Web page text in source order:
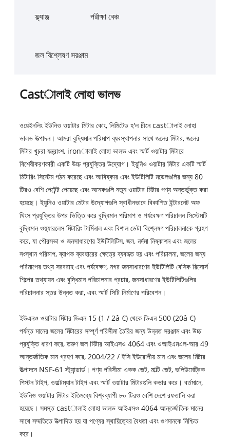
ফ্ল্যাঞ্জ পরীক্ষা বেঞ্চ
জল বিশ্লেষণ সরঞ্জাম
Castালাই লোহা ভালভ
ওয়েইনলিং ইউনিও ওয়াটার মিটার কোং, লিমিটেড হ'ল চীনে castালাই লোহা
ভালভ উত্পাদন। আমরা বুদ্ধিমান পরিমাপ ব্যবস্থাপনার সাথে জলের মিটার, জলের
মিটার খুচরা যন্ত্রাংশ, ironালাই লোহা ভালভ এবং স্মার্ট ওয়াটার মিটারে
বিশেষীকরণকারী একটি উচ্চ প্রযুক্তির উদ্যোগ। ইয়ুনিও ওয়াটার মিটার একটি স্মার্ট
মিটারিং সিস্টেম গঠন করেছে এবং আবিষ্কার এবং ইউটিলিটি মডেলগুলির জন্য 80
টিরও বেশি পেটেন্ট পেয়েছে এবং অনেকগুলি নতুন ওয়াটার মিটার পণ্য অন্তর্ভুক্ত করা
হয়েছে। ইয়ুনিও ওয়াটার মেটার উদ্যোগগুলি স্বাধীনভাবে বিকাশিত ইন্টারনেট অফ
থিংস প্রযুক্তির উপর ভিত্তি করে বুদ্ধিমান পরিমাপ ও পর্যবেক্ষণ পরিচালন সিস্টেমটি
বুদ্ধিমান ওয়্যারলেস মিটারিং টার্মিনাল এবং বিশাল ডেটা বিশ্লেষণ পরিচালনাকে গ্রহণ
করে, যা পৌরসভা ও জনসাধারণের ইউটিলিটিস, জল, নর্দমা নিষ্কাশন এবং জলের
সংস্থান পরিমাপ, ব্যাপক ব্যবহারের ক্ষেত্রে ব্যবহৃত হয় এবং পরিচালনা, জলের জন্য
পরিমাপের তথ্য সরবরাহ এবং পর্যবেক্ষণ, নগর জনসাধারণের ইউটিলিটি বেসিক রিসোর্স
শিল্পের তথ্যায়ন এবং বুদ্ধিমান পরিচালনার প্রচার, জনসাধারণের ইউটিলিটিগুলির
পরিচালনার স্তর উন্নত করা, এবং স্মার্ট সিটি নির্মাণের পরিবেশন।
ইউএনও ওয়াটার মিটার ডিএন 15 (1 / 2â €) থেকে ডিএন 500 (20â €)
পর্যন্ত মানের জলের মিটারের সম্পূর্ণ পরিসীমা তৈরির জন্য উন্নত সরঞ্জাম এবং উচ্চ
প্রযুক্তি ধারণ করে, তরুণ জল মিটার আইএসও 4064 এবং ওআইএমএল-আর 49
আন্তর্জাতিক মান গ্রহণ করে, 2004/22 / ইসি ইউরোপীয় মান এবং জলের মিটার
উত্পাদনে NSF-61 স্ট্যান্ডার্ড। পণ্য পরিসীমা একক জেট, মাল্টি জেট, ভলিউমেট্রিক
পিস্টন টাইপ, ওয়াল্টম্যান টাইপ এবং স্মার্ট ওয়াটার মিটারগুলি কভার করে। বর্তমানে,
ইউনিও ওয়াটার মিটার ইতিমধ্যে বিশ্বব্যাপী ৮০ টিরও বেশি দেশে রফতানি করা
হয়েছে। সমস্ত castালাই লোহা ভালভ আইএসও 4064 আন্তর্জাতিক মানের
সাথে সম্মতিতে উত্পাদিত হয় যা পণ্যের স্থায়িত্বের বৈধতা এবং গুণমানকে নিশ্চিত
করে।